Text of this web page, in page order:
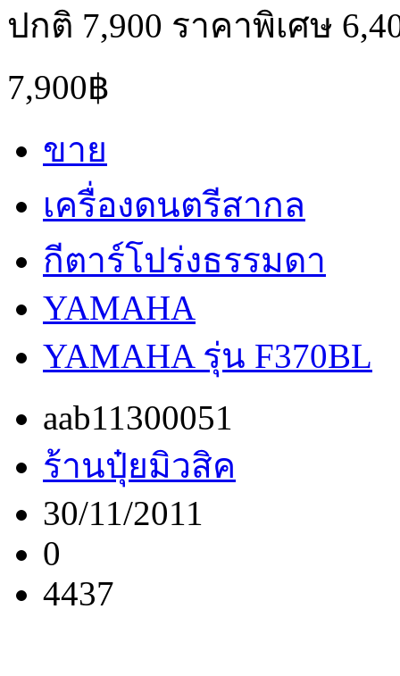
ปกติ 7,900 ราคาพิเศษ
7,900฿
ขาย
เครื่องดนตรีสากล
กีตาร์โปร่งธรรมดา
YAMAHA
YAMAHA รุ่น F370BL
aab11300051
ร้านปุ๋ยมิวสิค
30/11/2011
0
4437